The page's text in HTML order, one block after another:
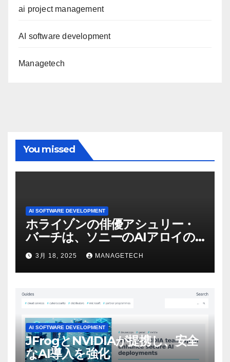
ai project management
AI software development
Managetech
You missed
AI SOFTWARE DEVELOPMENT
ホライゾンの俳優アシュリー・
バーチは、ソニーのAIアロイの
ビデオを見て「ゲームパフォー
マンスという芸術形式に不安を
感じた」と語る – IGN
3月 18, 2025 MANAGETECH
AI SOFTWARE DEVELOPMENT
JFrogとNVIDIAが提携し、安全
なAI導入を強化